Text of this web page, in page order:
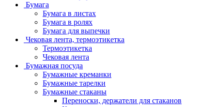
Бумага
Бумага в листах
Бумага в ролях
Бумага для выпечки
Чековая лента, термоэтикетка
Термоэтикетка
Чековая лента
Бумажная посуда
Бумажные креманки
Бумажные тарелки
Бумажные стаканы
Переноски, держатели для стаканов